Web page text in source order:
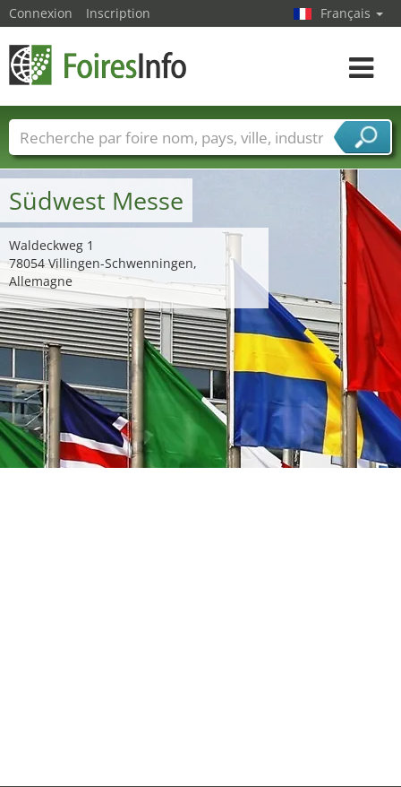
Südwest Messe
Waldeckweg 1
78054 Villingen-Schwenningen,
Allemagne
Connexion Inscription Français
Toggle
Foire noms Pays Villes
Secteurs de foire
Secteurs du fournisseur de services